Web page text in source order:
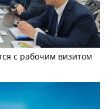
с рабочим визитом